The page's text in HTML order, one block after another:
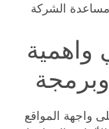
مساعدة الشركة
واهمية
واجهة المواقع